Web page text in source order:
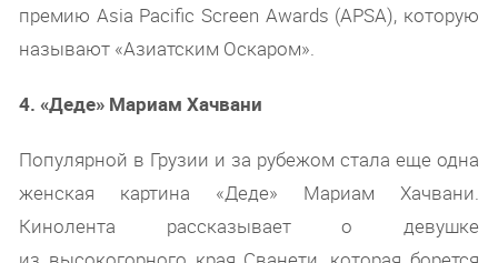
премию Asia Pacific Screen Awards (APSA), которую
называют «Азиатским Оскаром».
4. «Деде» Мариам Хачвани
Популярной в Грузии и за рубежом стала еще одна
женская картина «Деде» Мариам Хачвани.
Кинолента рассказывает о девушке